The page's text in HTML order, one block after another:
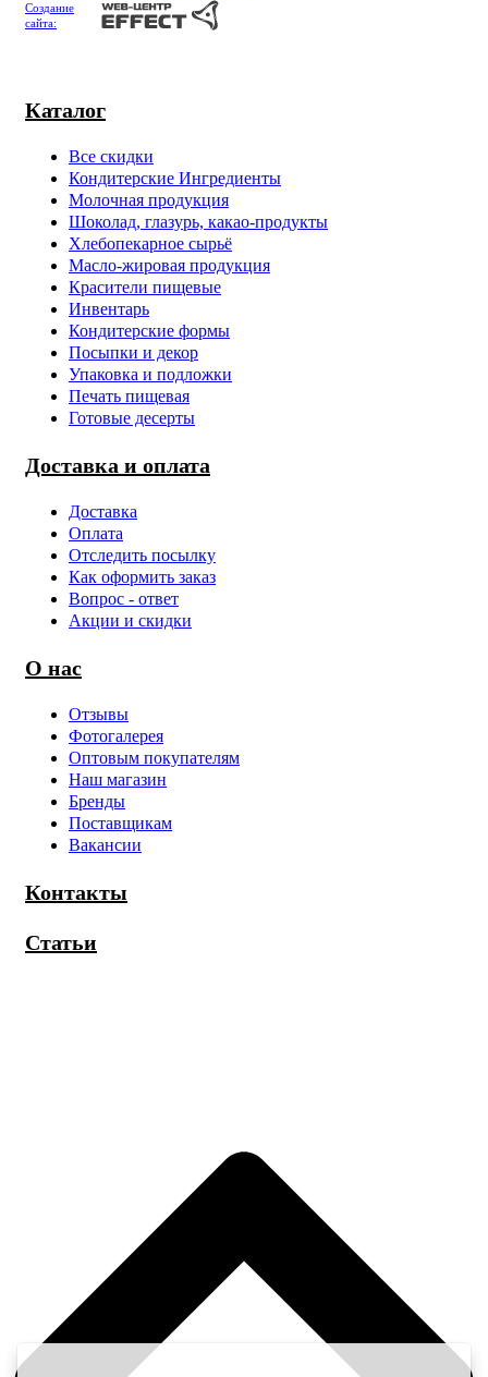
Каталог
Все скидки
Кондитерские Ингредиенты
Молочная продукция
Шоколад, глазурь, какао-продукты
Хлебопекарное сырьё
Масло-жировая продукция
Красители пищевые
Инвентарь
Кондитерские формы
Посыпки и декор
Упаковка и подложки
Печать пищевая
Готовые десерты
Доставка и оплата
Доставка
Оплата
Отследить посылку
Как оформить заказ
Вопрос - ответ
Акции и скидки
О нас
Отзывы
Фотогалерея
Оптовым покупателям
Наш магазин
Бренды
Поставщикам
Вакансии
Контакты
Статьи
Создание
сайта: